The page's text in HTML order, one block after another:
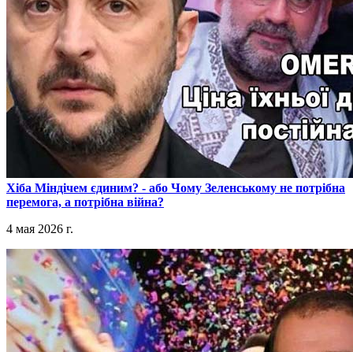
​Хіба Міндічем єдиним? - або Чому Зеленському не потрібна
перемога, а потрібна війна?
4 мая 2026 г.